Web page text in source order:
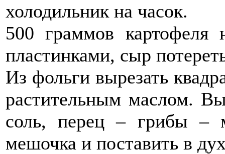
холодильник на часок.
500 граммов
пластинками, сыр
Из фольги вырезать
растительным маслом.
соль, перец – грибы –
мешочка и поставить в